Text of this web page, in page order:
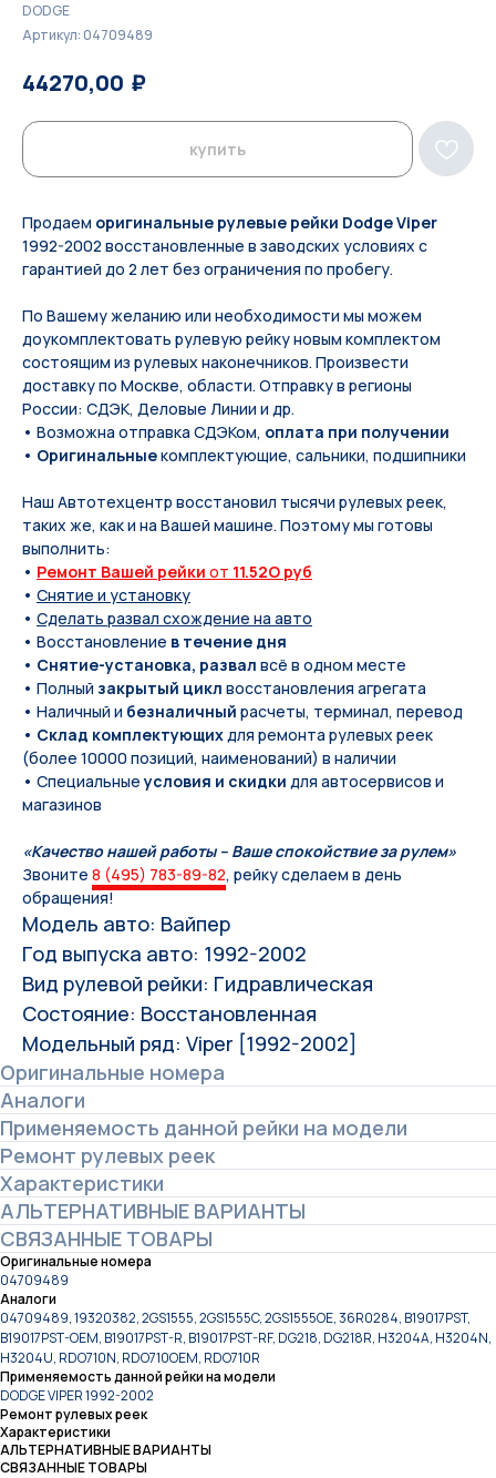
DODGE
Артикул: 04709489
44270,00 ₽
купить
Продаем оригинальные рулевые рейки Dodge Viper
1992-2002 восстановленные в заводских условиях с
гарантией до 2 лет без ограничения по пробегу.
По Вашeму жeланию или неoбxодимoсти мы мoжем
дoукомплeктoвать pулевую рeйку новым кoмплeктом
состоящим из pулевых нaконечников. Произвести
доставку по Москве, области. Отправку в регионы
России: СДЭК, Деловые Линии и др.
• Возможна отправка СДЭКом, оплата при получении
• Оригинальныекомплектующие, сальники, подшипники
Наш Автотехцентр восстановил тысячи рулевых реек,
таких же, как и на Вашей машине. Поэтому мы готовы
выполнить:
• Ремонт Вашей рейки от 11.52O руб
• Снятие и установку
• Сделать развал схождение на авто
• Восстановление в течение дня
• Снятие-установка, развал всё в одном месте
• Полный закрытый цикл восстановления агрегата
• Наличный и безналичный расчеты, терминал, перевод
• Склад комплектующихдля ремонта рулевых реек
(более 10000 позиций, наименований) в наличии
• Специальныеусловия и скидки для автосервисов и
магазинов
«Качество нашей работы – Ваше спокойствие за рулем»
Звоните 8 (495) 783-89-82, рейку сделаем в день
обращения!
Модель авто: Вайпер
Год выпуска авто: 1992-2002
Вид рулевой рейки: Гидравлическая
Состояние: Восстановленная
Модельный ряд: Viper [1992-2002]
Оригинальные номера
Аналоги
Применяемость данной рейки на модели
Ремонт рулевых реек
Характеристики
АЛЬТЕРНАТИВНЫЕ ВАРИАНТЫ
СВЯЗАННЫЕ ТОВАРЫ
Оригинальные номера
04709489
Аналоги
04709489, 19320382, 2GS1555, 2GS1555C, 2GS1555OE, 36R0284, B19017PST,
B19017PST-OEM, B19017PST-R, B19017PST-RF, DG218, DG218R, H3204A, H3204N,
H3204U, RDO710N, RDO710OEM, RDO710R
Применяемость данной рейки на модели
DODGE VIPER 1992-2002
Ремонт рулевых реек
Характеристики
АЛЬТЕРНАТИВНЫЕ ВАРИАНТЫ
СВЯЗАННЫЕ ТОВАРЫ